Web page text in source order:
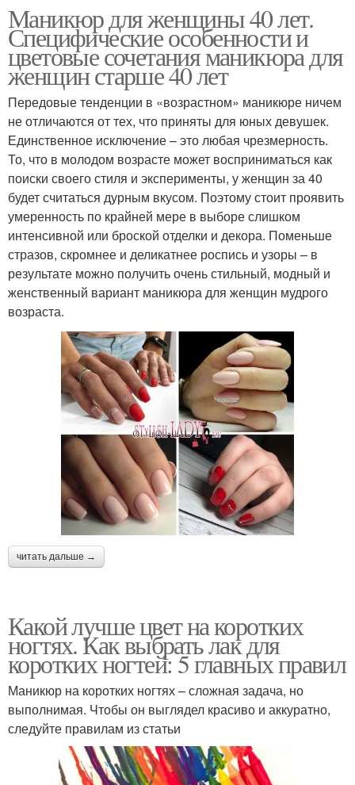
Маникюр для женщины 40 лет.
Специфические особенности и
цветовые сочетания маникюра для
женщин старше 40 лет
Передовые тенденции в «возрастном» маникюре ничем
не отличаются от тех, что приняты для юных девушек.
Единственное исключение – это любая чрезмерность.
То, что в молодом возрасте может восприниматься как
поиски своего стиля и эксперименты, у женщин за 40
будет считаться дурным вкусом. Поэтому стоит проявить
умеренность по крайней мере в выборе слишком
интенсивной или броской отделки и декора. Поменьше
стразов, скромнее и деликатнее роспись и узоры – в
результате можно получить очень стильный, модный и
женственный вариант маникюра для женщин мудрого
возраста.
читать дальше →
Какой лучше цвет на коротких
ногтях. Как выбрать лак для
коротких ногтей: 5 главных правил
Маникюр на коротких ногтях – сложная задача, но
выполнимая. Чтобы он выглядел красиво и аккуратно,
следуйте правилам из статьи